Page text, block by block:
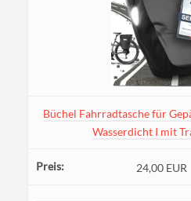
Büchel Fahrradtasche für
Wasserdicht I mit
24,00 EUR